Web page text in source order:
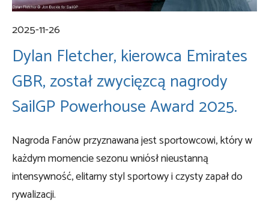
2025-11-26
Dylan Fletcher, kierowca Emirates
GBR, został zwycięzcą nagrody
SailGP Powerhouse Award 2025.
Nagroda Fanów przyznawana jest sportowcowi, który w
każdym momencie sezonu wniósł nieustanną
intensywność, elitarny styl sportowy i czysty zapał do
rywalizacji.